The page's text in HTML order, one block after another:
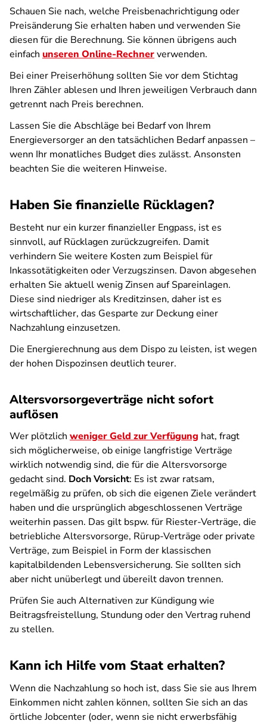
Schauen Sie nach, welche Preisbenachrichtigung oder
Preisänderung Sie erhalten haben und verwenden Sie
diesen für die Berechnung. Sie können übrigens auch
einfach unseren Online-Rechnerverwenden.
Bei einer Preiserhöhung sollten Sie vor dem Stichtag
Ihren Zähler ablesen und Ihren jeweiligen Verbrauch dann
getrennt nach Preis berechnen.
Lassen Sie die Abschläge bei Bedarf von Ihrem
Energieversorger an den tatsächlichen Bedarf anpassen –
wenn Ihr monatliches Budget dies zulässt. Ansonsten
beachten Sie die weiteren Hinweise.
Haben Sie finanzielle Rücklagen?
Besteht nur ein kurzer finanzieller Engpass, ist es
sinnvoll, auf Rücklagen zurückzugreifen. Damit
verhindern Sie weitere Kosten zum Beispiel für
Inkassotätigkeiten oder Verzugszinsen. Davon abgesehen
erhalten Sie aktuell wenig Zinsen auf Spareinlagen.
Diese sind niedriger als Kreditzinsen, daher ist es
wirtschaftlicher, das Gesparte zur Deckung einer
Nachzahlung einzusetzen.
Die Energierechnung aus dem Dispo zu leisten, ist wegen
der hohen Dispozinsen deutlich teurer.
Altersvorsorgeverträge nicht sofort
auflösen
Wer plötzlich weniger Geld zur Verfügung hat, fragt
sich möglicherweise, ob einige langfristige Verträge
wirklich notwendig sind, die für die Altersvorsorge
gedacht sind. Doch Vorsicht: Es ist zwar ratsam,
regelmäßig zu prüfen, ob sich die eigenen Ziele verändert
haben und die ursprünglich abgeschlossenen Verträge
weiterhin passen. Das gilt bspw. für Riester-Verträge, die
betriebliche Altersvorsorge, Rürup-Verträge oder private
Verträge, zum Beispiel in Form der klassischen
kapitalbildenden Lebensversicherung. Sie sollten sich
aber nicht unüberlegt und übereilt davon trennen.
Prüfen Sie auch Alternativen zur Kündigung wie
Beitragsfreistellung, Stundung oder den Vertrag ruhend
zu stellen.
Kann ich Hilfe vom Staat erhalten?
Wenn die Nachzahlung so hoch ist, dass Sie sie aus Ihrem
Einkommen nicht zahlen können, sollten Sie sich an das
örtliche Jobcenter (oder, wenn sie nicht erwerbsfähig